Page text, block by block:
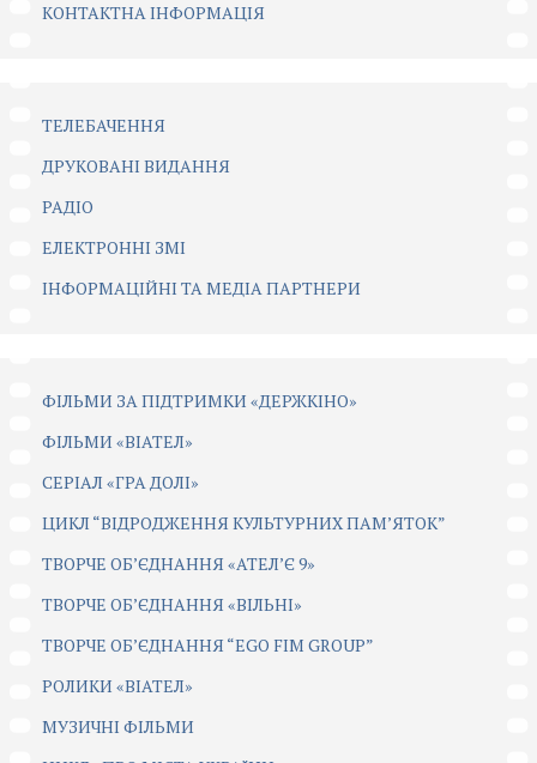
КОНТАКТНА ІНФОРМАЦІЯ
ТЕЛЕБАЧЕННЯ
ДРУКОВАНІ ВИДАННЯ
РАДІО
ЕЛЕКТРОННІ ЗМІ
ІНФОРМАЦІЙНІ ТА МЕДІА ПАРТНЕРИ
ФІЛЬМИ ЗА ПІДТРИМКИ «ДЕРЖКІНО»
ФІЛЬМИ «ВІАТЕЛ»
СЕРІАЛ «ГРА ДОЛІ»
ЦИКЛ “ВІДРОДЖЕННЯ КУЛЬТУРНИХ ПАМ’ЯТОК”
ТВОРЧЕ ОБ’ЄДНАННЯ «АТЕЛ’Є 9»
ТВОРЧЕ ОБ’ЄДНАННЯ «ВІЛЬНІ»
ТВОРЧЕ ОБ’ЄДНАННЯ “EGO FIM GROUP”
РОЛИКИ «ВІАТЕЛ»
МУЗИЧНІ ФІЛЬМИ